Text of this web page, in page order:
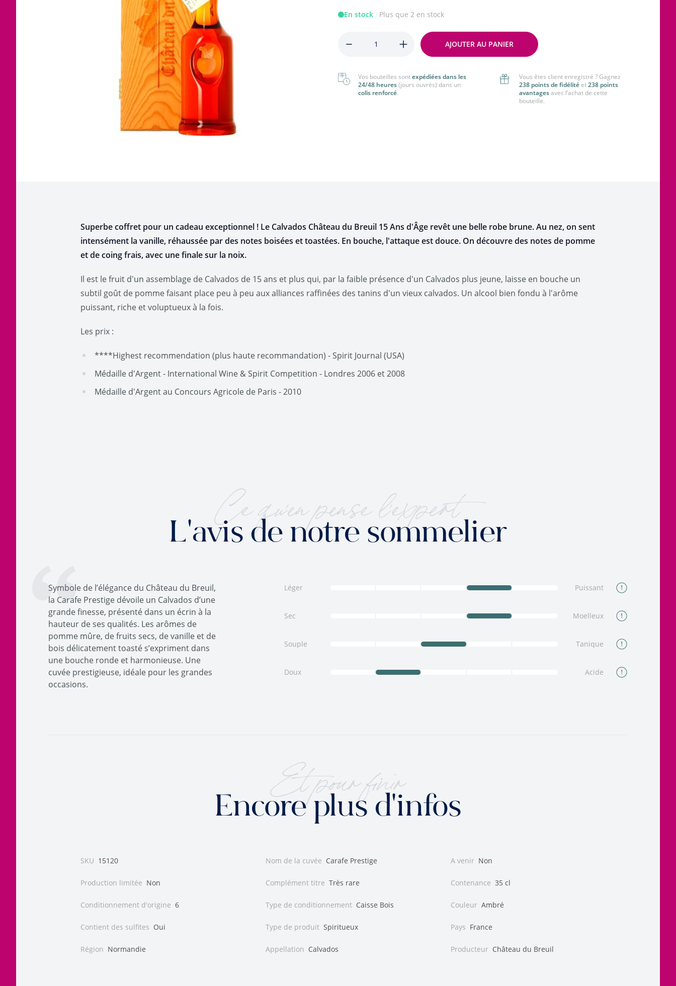
Corse
Jura
Languedoc
Etranger
Tout voir
En stock Plus que 2 en stock
AJOUTER AU PANIER
Vos bouteilles sontexpédiées dans les
24/48 heures(jours ouvrés) dans un
colis renforcé.
Vous êtes client enregistré ? Gagnez
238 points de fidélité et238 points
avantagesavec l’achat de cette
bouteille.
Superbe coffret pour un cadeau exceptionnel ! Le Calvados Château du Breuil 15 Ans d'Âge revêt une belle robe brune. Au nez, on sent
intensément la vanille, réhaussée par des notes boisées et toastées. En bouche, l'attaque est douce. On découvre des notes de pomme
et de coing frais, avec une finale sur la noix.
Il est le fruit d'un assemblage de Calvados de 15 ans et plus qui, par la faible présence d'un Calvados plus jeune, laisse en bouche un
subtil goût de pomme faisant place peu à peu aux alliances raffinées des tanins d'un vieux calvados. Un alcool bien fondu à l'arôme
puissant, riche et voluptueux à la fois.
Les prix :
****Highest recommendation (plus haute recommandation) - Spirit Journal (USA)
Médaille d'Argent - International Wine & Spirit Competition - Londres 2006 et 2008
Médaille d'Argent au Concours Agricole de Paris - 2010
Ce qu'en pense l'expert
L'avis de notre sommelier
Symbole de l’élégance du Château du Breuil,
la Carafe Prestige dévoile un Calvados d’une
grande finesse, présenté dans un écrin à la
hauteur de ses qualités. Les arômes de
pomme mûre, de fruits secs, de vanille et de
bois délicatement toasté s’expriment dans
une bouche ronde et harmonieuse. Une
cuvée prestigieuse, idéale pour les grandes
occasions.
Léger Puissant
Sec Moelleux
Souple Tanique
Doux Acide
Et pour finir
Encore plus d'infos
SKU 15120 Nom de la cuvée Carafe Prestige A venir Non
Production limitée Non Complément titre Très rare Contenance 35 cl
Conditionnement d'origine 6 Type de conditionnement Caisse Bois Couleur Ambré
Contient des sulfites Oui Type de produit Spiritueux Pays France
Région Normandie Appellation Calvados Producteur Château du Breuil